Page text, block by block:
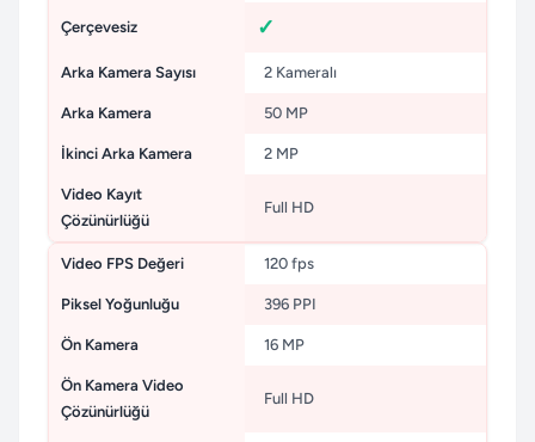
Çerçevesiz
Arka Kamera Sayısı 2 Kameralı
Arka Kamera 50 MP
İkinci Arka Kamera 2 MP
Video Kayıt
Çözünürlüğü
Full HD
Video FPS Değeri 120 fps
Piksel Yoğunluğu 396 PPI
Ön Kamera 16 MP
Ön Kamera Video
Çözünürlüğü
Full HD